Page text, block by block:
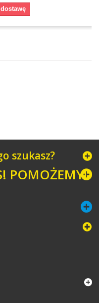
szukasz?
POMOŻEMY!